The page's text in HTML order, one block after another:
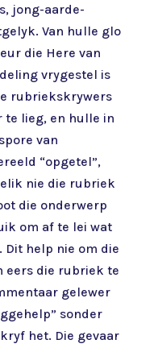
jong-aarde-
Van hulle glo
die Here van
vrygestel is
rubriekskrywers
te lieg, en hulle in
van
“opgetel”,
nie die rubriek
die onderwerp
om af te lei wat
help nie om die
eers die rubriek te
gelewer
sonder
het. Die gevaar